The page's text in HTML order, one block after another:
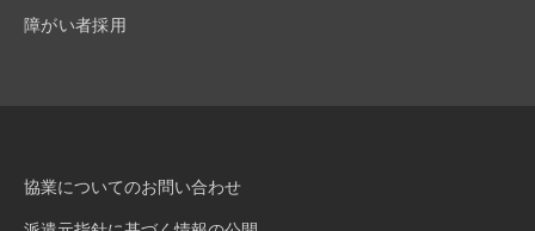
障がい者採用
協業についてのお問い合わせ